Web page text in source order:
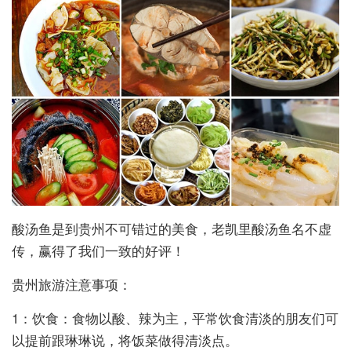
酸汤鱼是到贵州不可错过的美食，老凯里酸汤鱼名不虚
传，赢得了我们一致的好评！
贵州旅游注意事项：
1：饮食：食物以酸、辣为主，平常饮食清淡的朋友们可
以提前跟琳琳说，将饭菜做得清淡点。